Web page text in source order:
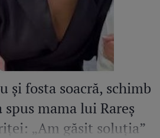
și fosta soacră, schimb
mama lui Rareș
„Am găsit soluția”